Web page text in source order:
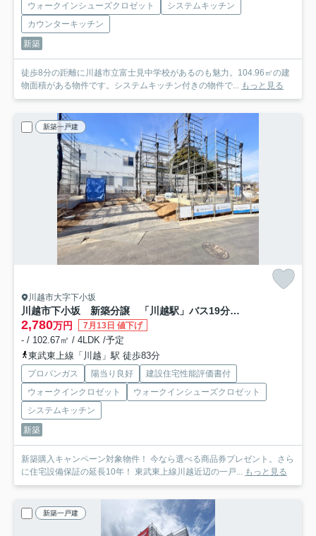
ウォークインシューズクロゼット
システムキッチン
カウンターキッチン
新築
徒歩8分の距離に川越市立富士見中学校があるのも魅力。104.96㎡の建
物面積がある物件です。システムキッチン付きの物件で... もっと見る
新築一戸建
川越市大字下小坂
川越市下小坂 新築分譲 「川越駅」バス19分 敷地64坪 【名細小学区】
2,780万円 7月13日 値下げ
- / 102.67㎡ / 4LDK /予定
東武東上線「川越」駅 徒歩83分
プロパンガス 陽当り良好
建設住宅性能評価書付
ウォークインクロゼット
ウォークインシューズクロゼット
システムキッチン
新築
新築購入キャンペーン対象物件！ 今なら選べる商品券プレゼント。さら
に住宅設備保証の延長10年！ 東武東上線川越近辺の一戸... もっと見る
新築一戸建